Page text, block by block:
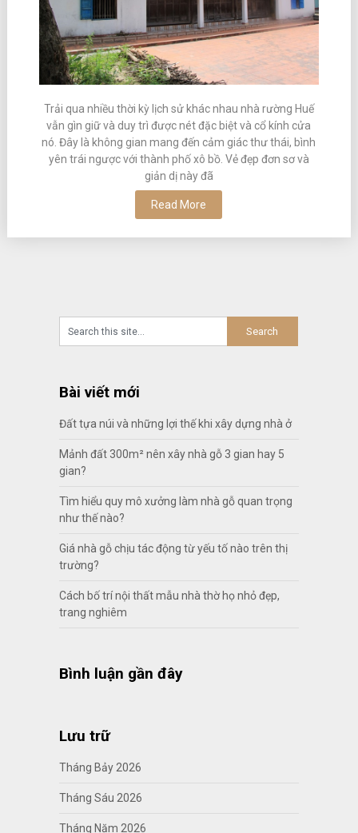
Trải qua nhiều thời kỳ lịch sử khác nhau nhà rường Huế
vẫn gìn giữ và duy trì được nét đặc biệt và cổ kính cửa
nó. Đây là không gian mang đến cảm giác thư thái, bình
yên trái ngược với thành phố xô bồ. Vẻ đẹp đơn sơ và
giản dị này đã
Read More
Bài viết mới
Đất tựa núi và những lợi thế khi xây dựng nhà ở
Mảnh đất 300m² nên xây nhà gỗ 3 gian hay 5
gian?
Tìm hiểu quy mô xưởng làm nhà gỗ quan trọng
như thế nào?
Giá nhà gỗ chịu tác động từ yếu tố nào trên thị
trường?
Cách bố trí nội thất mẫu nhà thờ họ nhỏ đẹp,
trang nghiêm
Bình luận gần đây
Lưu trữ
Tháng Bảy 2026
Tháng Sáu 2026
Tháng Năm 2026